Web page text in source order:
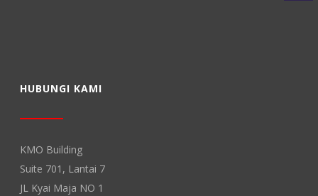
HUBUNGI KAMI
KMO Building
Suite 701, Lantai 7
JL Kyai Maja NO 1